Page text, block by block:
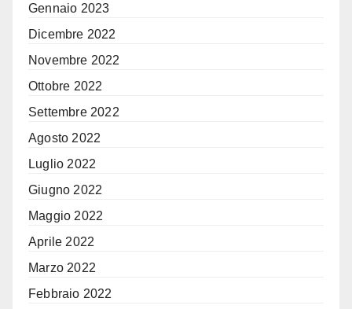
Gennaio 2023
Dicembre 2022
Novembre 2022
Ottobre 2022
Settembre 2022
Agosto 2022
Luglio 2022
Giugno 2022
Maggio 2022
Aprile 2022
Marzo 2022
Febbraio 2022